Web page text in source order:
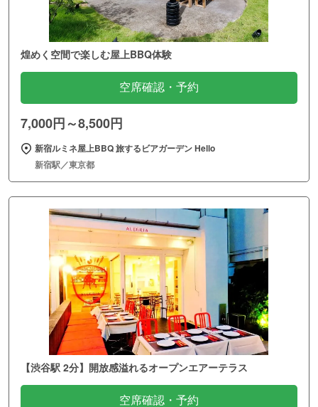
煌めく空間で楽しむ屋上BBQ体験
空席確認・予約
7,000円～8,500円
新宿ルミネ屋上BBQ 旅するビアガーデン Hello
新宿駅／東京都
【渋谷駅 2分】開放感溢れるオープンエアーテラス
空席確認・予約